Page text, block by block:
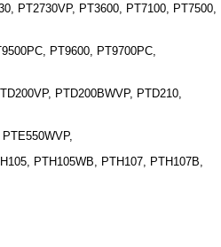
PT2730VP, PT3600, PT7100, PT7500,
PT9600, PT9700PC,
PTD200BWVP, PTD210,
PTH105WB, PTH107, PTH107B,